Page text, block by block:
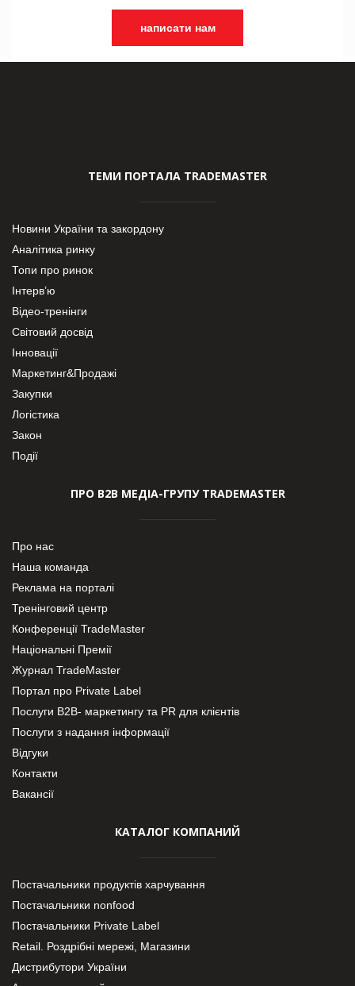
написати нам
ТЕМИ ПОРТАЛА TRADEMASTER
Новини України та закордону
Аналітика ринку
Топи про ринок
Інтерв’ю
Відео-тренінги
Світовий досвід
Інновації
Маркетинг&Продажі
Закупки
Логістика
Закон
Події
ПРО В2В МЕДІА-ГРУПУ TRADEMASTER
Про нас
Наша команда
Реклама на порталі
Тренінговий центр
Конференції TradeMaster
Національні Премії
Журнал TradeMaster
Портал про Private Label
Послуги В2В- маркетингу та PR для клієнтів
Послуги з надання інформації
Відгуки
Контакти
Вакансії
КАТАЛОГ КОМПАНИЙ
Постачальники продуктів харчування
Постачальники nonfood
Постачальники Private Label
Retail. Роздрібні мережі, Магазини
Дистрибутори України